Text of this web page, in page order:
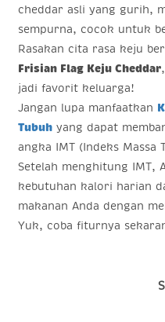
cheddar asli yang gurih,
sempurna, cocok untuk
Rasakan cita rasa keju
Frisian Flag Keju Cheddar
jadi favorit keluarga!
Jangan lupa manfaatkan
Tubuh yang dapat
angka IMT (Indeks Massa
Setelah menghitung IMT,
kebutuhan kalori harian
makanan Anda dengan
Yuk, coba fiturnya